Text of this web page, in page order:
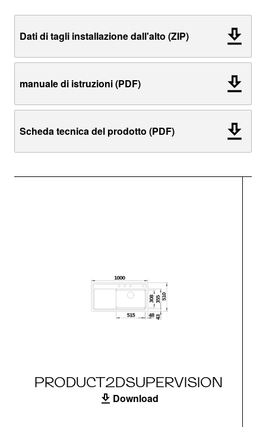
Dati di tagli installazione dall'alto (ZIP)
manuale di istruzioni (PDF)
Scheda tecnica del prodotto (PDF)
PRODUCT2DSUPERVISION
Download